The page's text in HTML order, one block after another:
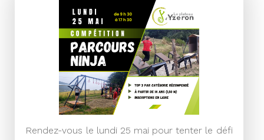
Rendez-vous le lundi 25 mai pour tenter le défi